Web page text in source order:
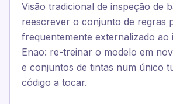
Visão tradicional de inspeção de
reescrever o conjunto de regras
frequentemente externalizado ao
Enao: re-treinar o modelo em
e conjuntos de tintas num único
código a tocar.